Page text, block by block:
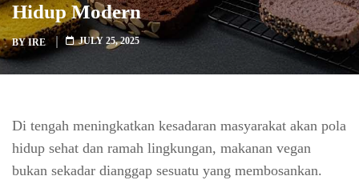
Hidup Modern
BYIRE JULY 25, 2025
Di tengah meningkatkan kesadaran masyarakat akan pola
hidup sehat dan ramah lingkungan, makanan vegan
bukan sekadar dianggap sesuatu yang membosankan.